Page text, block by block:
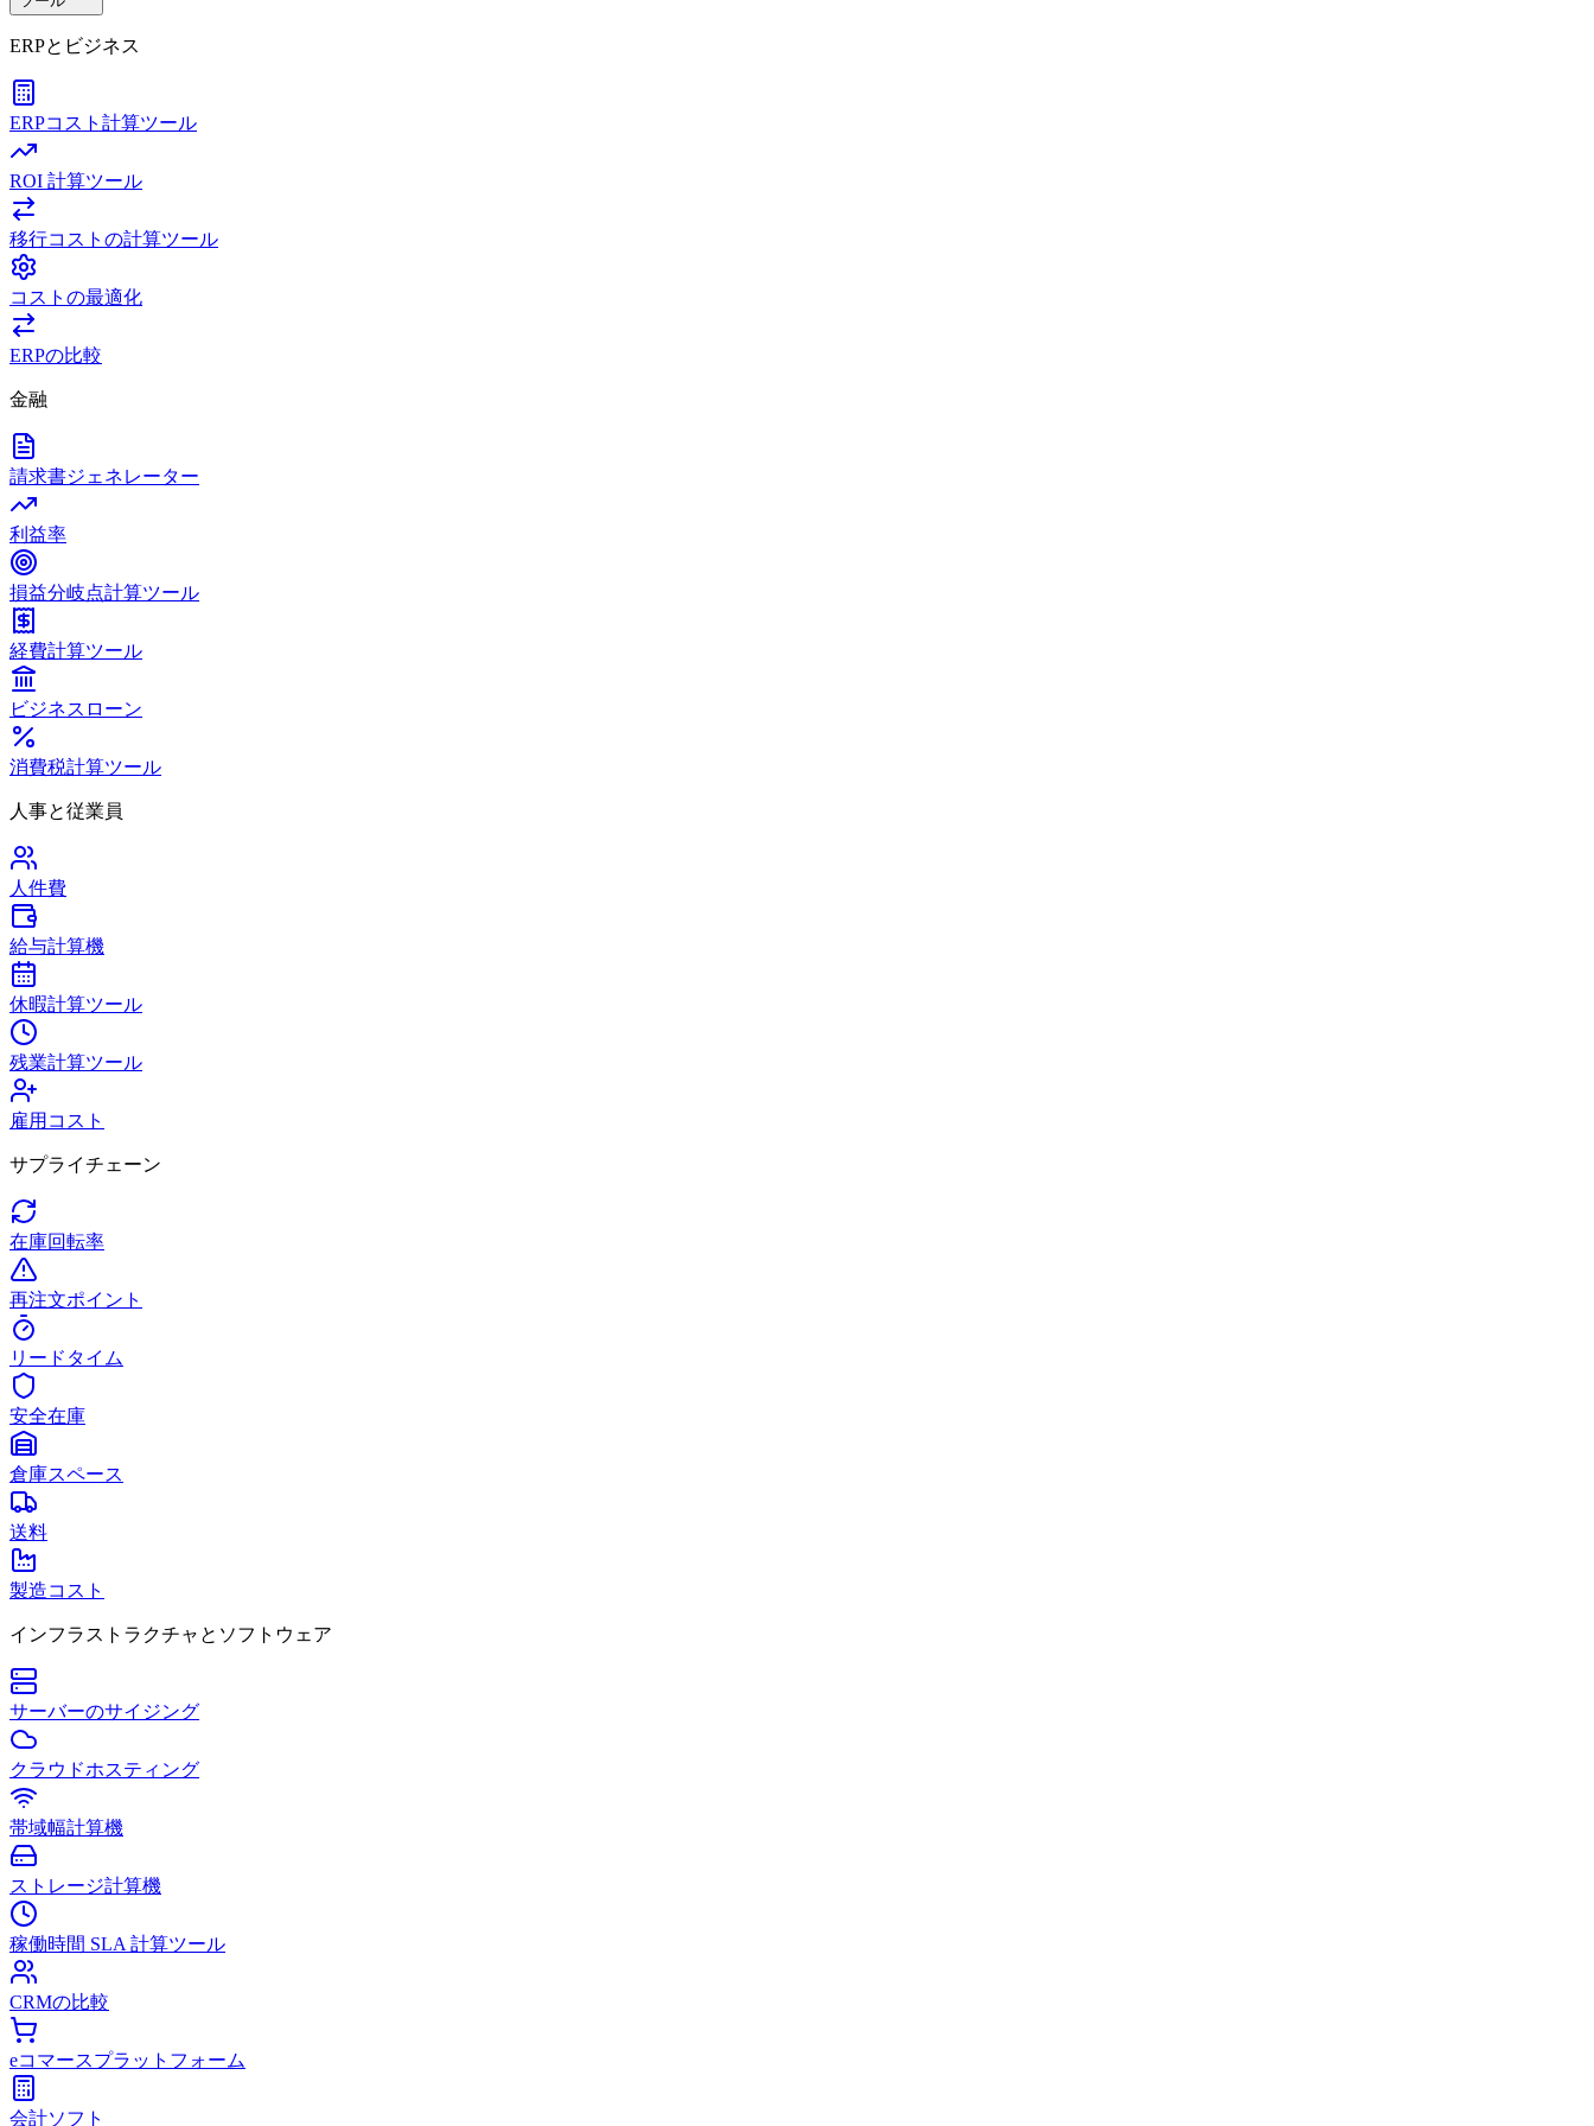
ERPとビジネス
ERPコスト計算ツール
ROI 計算ツール
移行コストの計算ツール
コストの最適化
ERPの比較
金融
請求書ジェネレーター
利益率
損益分岐点計算ツール
経費計算ツール
ビジネスローン
消費税計算ツール
人事と従業員
人件費
給与計算機
休暇計算ツール
残業計算ツール
雇用コスト
サプライチェーン
在庫回転率
再注文ポイント
リードタイム
安全在庫
倉庫スペース
送料
製造コスト
インフラストラクチャとソフトウェア
サーバーのサイジング
クラウドホスティング
帯域幅計算機
ストレージ計算機
稼働時間 SLA 計算ツール
CRMの比較
eコマースプラットフォーム
会計ソフト